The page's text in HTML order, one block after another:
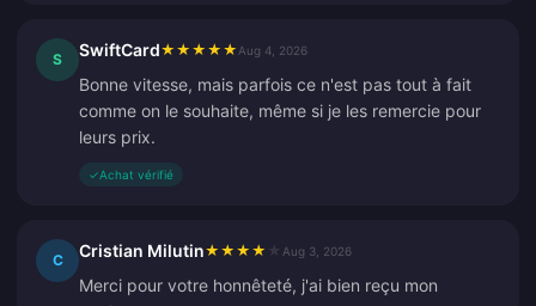
S SwiftCard★ ★ ★ ★ ★ Aug 4, 2026
Bonne vitesse, mais parfois ce n'est pas tout à fait
comme on le souhaite, même si je les remercie pour
leurs prix.
✓Achat vérifié
C Cristian Milutin★ ★ ★ ★ Aug 3, 2026
Merci pour votre honnêteté, j'ai bien reçu mon